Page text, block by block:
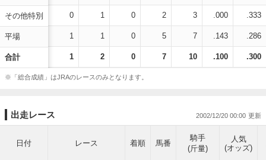
その他特別
平場
合計
0 1 0 2 3 .000 .333
1 1 0 5 7 .143 .286
1 2 0 7 10 .100 .300
※「総合成績」はJRAのレースのみとなります。
出走レース 2002/12/20 00:00
日付 レース 着順 馬番
騎手
(斤量)
人気
(オッズ)